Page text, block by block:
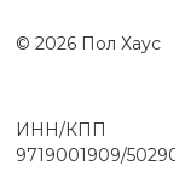
© 2026 Пол Хаус
ИНН/КПП
9719001909/